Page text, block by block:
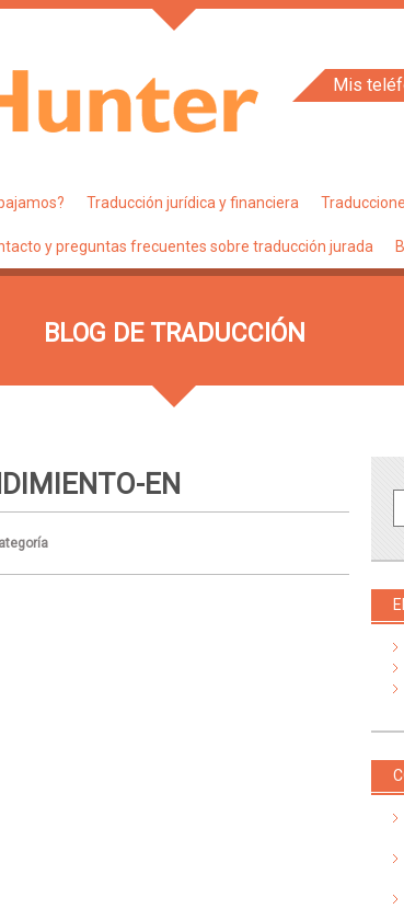
Mis
Traducción jurídica y financiera
y preguntas frecuentes sobre traducción jurada
BLOG DE TRADUCCIÓN
EN